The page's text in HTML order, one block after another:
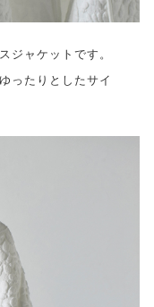
ジャケットです。
ったりとしたサイ